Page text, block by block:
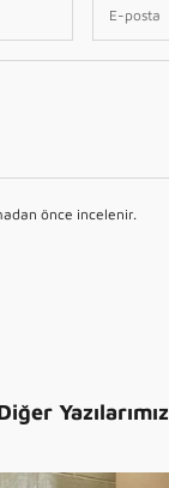
önce incelenir.
Yazılarımız